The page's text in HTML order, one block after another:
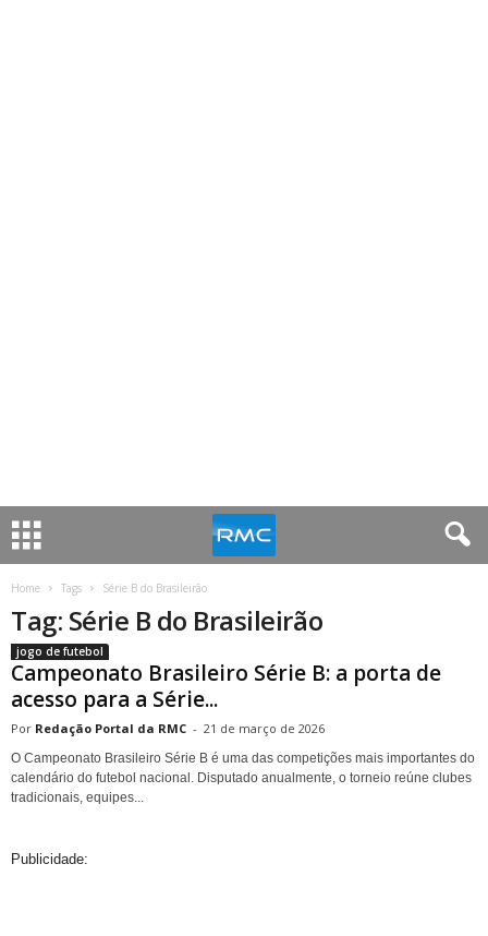
Home Tags Série B do Brasileirão
Tag: Série B do Brasileirão
jogo de futebol
Campeonato Brasileiro Série B: a porta de
acesso para a Série...
Redação Portal da RMC - 21 de março de 2026
O Campeonato Brasileiro Série B é uma das competições mais importantes do
calendário do futebol nacional. Disputado anualmente, o torneio reúne clubes
tradicionais, equipes...
Publicidade: